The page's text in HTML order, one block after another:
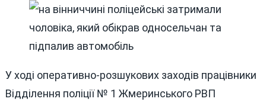
У ході оперативно-розшукових заходів працівники
Відділення поліції № 1 Жмеринського РВП